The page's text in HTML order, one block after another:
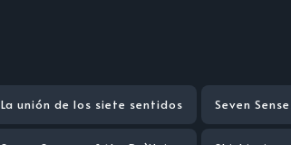
La unión de los siete sentidos Seven